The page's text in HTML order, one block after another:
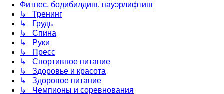
Фитнес, бодибилдинг, пауэрлифтинг
↳ Тренинг
↳ Грудь
↳ Спина
↳ Руки
↳ Пресс
↳ Спортивное питание
↳ Здоровье и красота
↳ Здоровое питание
↳ Чемпионы и соревнования